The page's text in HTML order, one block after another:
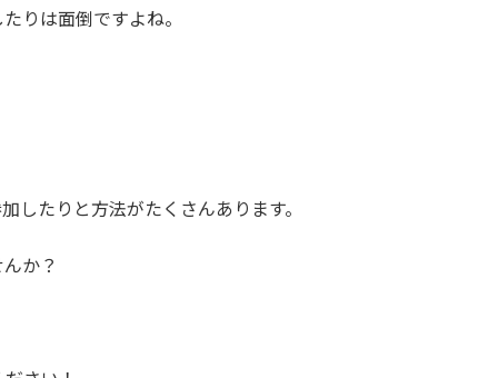
りは面倒ですよね。
したりと方法がたくさんあります。
か？